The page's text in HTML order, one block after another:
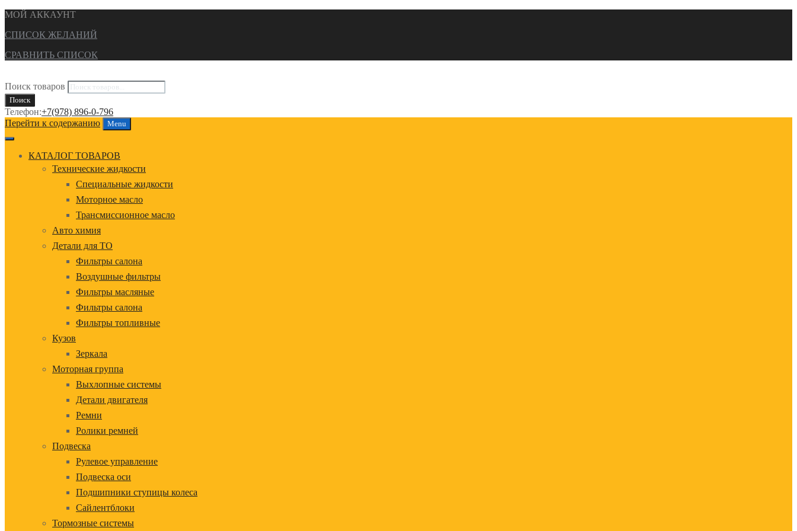
МОЙ АККАУНТ
СПИСОК ЖЕЛАНИЙ
СРАВНИТЬ СПИСОК
Поиск товаров
Поиск
Телефон:+7(978) 896-0-796
Перейти к содержанию
Menu
КАТАЛОГ ТОВАРОВ
Технические жидкости
Специальные жидкости
Моторное масло
Трансмиссионное масло
Авто химия
Детали для ТО
Фильтры салона
Воздушные фильтры
Фильтры масляные
Фильтры салона
Фильтры топливные
Кузов
Зеркала
Моторная группа
Выхлопные системы
Детали двигателя
Ремни
Ролики ремней
Подвеска
Рулевое управление
Подвеска оси
Подшипники ступицы колеса
Сайлентблоки
Тормозные системы